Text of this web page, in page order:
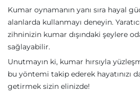
Kumar oynamanın yanı sıra hayal
alanlarda kullanmayı deneyin.
zihninizin kumar dışındaki şeylere
sağlayabilir.
Unutmayın ki, kumar hırsıyla
bu yöntemi takip ederek hayatınızı
getirmek sizin elinizde!